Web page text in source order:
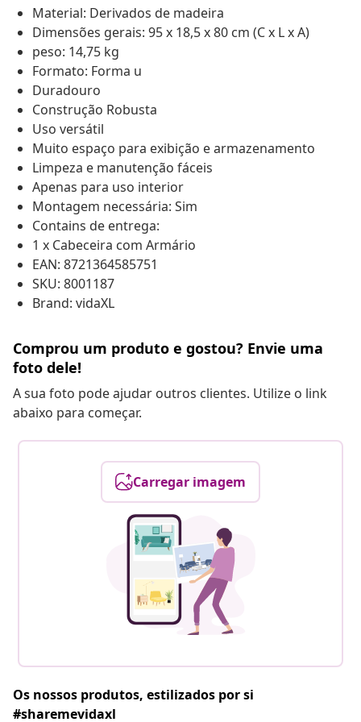
Material: Derivados de madeira
Dimensões gerais: 95 x 18,5 x 80 cm (C x L x A)
peso: 14,75 kg
Formato: Forma u
Duradouro
Construção Robusta
Uso versátil
Muito espaço para exibição e armazenamento
Limpeza e manutenção fáceis
Apenas para uso interior
Montagem necessária: Sim
Contains de entrega:
1 x Cabeceira com Armário
EAN: 8721364585751
SKU: 8001187
Brand: vidaXL
Comprou um produto e gostou? Envie uma
foto dele!
A sua foto pode ajudar outros clientes. Utilize o link
abaixo para começar.
Carregar imagem
Os nossos produtos, estilizados por si
#sharemevidaxl